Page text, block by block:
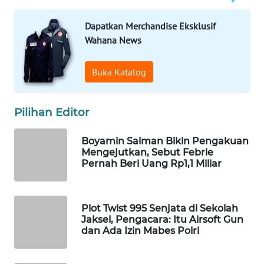
Dapatkan Merchandise Eksklusif
Wahana News
Buka Katalog
Pilihan Editor
Boyamin Saiman Bikin Pengakuan
Mengejutkan, Sebut Febrie
Pernah Beri Uang Rp1,1 Miliar
Plot Twist 995 Senjata di Sekolah
Jaksel, Pengacara: Itu Airsoft Gun
dan Ada Izin Mabes Polri
WAHANA
DESA
WISATA
LAPAK
WAHANA
Wahana
MASYARAKAT